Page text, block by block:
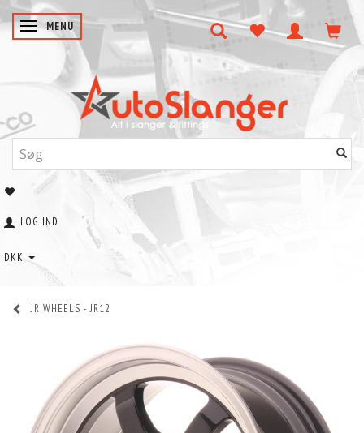
SKIFTE NAVIGATION
MENU
LOG IND
DKK
JR WHEELS - JR12